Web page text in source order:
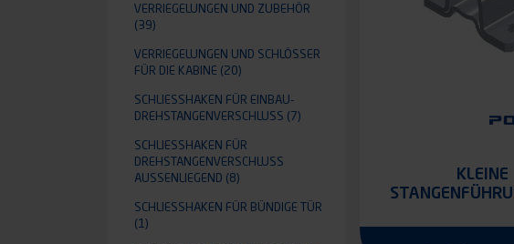
KLEINE
VERRIEGELUNGEN UND ZUBEHÖR
(39)
VERRIEGELUNGEN UND SCHLÖSSER
FÜR DIE KABINE (20)
SCHLIESSHAKEN FÜR EINBAU-D
REHSTANGENVERSCHLUSS
(7)
SCHLIESSHAKEN FÜR D
REHSTANGENVERSCHLUSS A
USSENLIEGEND
(8)
SCHLIESSHAKEN FÜR BÜNDIGE TÜR
(1)